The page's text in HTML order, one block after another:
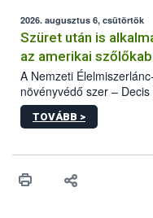
az intenzív felderítést,
hatósággal is
2026. augusztus 6, csütörtök
Szüret után is
az amerikai
A Nemzeti
növényvédő szer –
engedélyokiratát
egészen a
érésű szőlőkben is
felhasználók számára is
TOVÁBB >